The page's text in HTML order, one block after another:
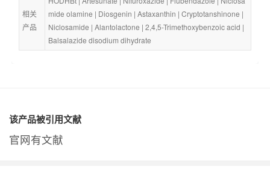
相关
产品
mide olamine | Diosgenin | Astaxanthin | Cryptotanshinone
Niclosamide | Alantolactone | 2,4,5-Trimethoxybenzoic acid
Balsalazide disodium dihydrate
该产品被引用文献
官网有文献